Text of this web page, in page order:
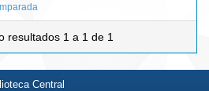
resultados 1 a 1 de 1
Central